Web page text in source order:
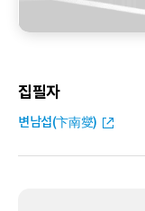
집필자
변남섭(卞南燮)